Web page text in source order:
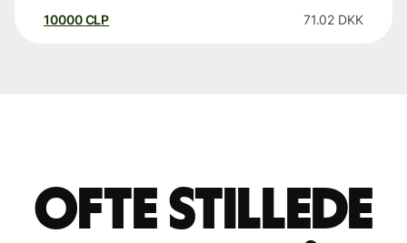
10000 CLP 71.02 DKK
Ofte stillede